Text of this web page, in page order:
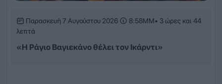
Παρασκευή 7 Αυγούστου 2026 8:58ΜΜ• 3 ώρες και 44
λεπτά
«Η Ράγιο Βαγιεκάνο θέλει τον Ικάρντι»